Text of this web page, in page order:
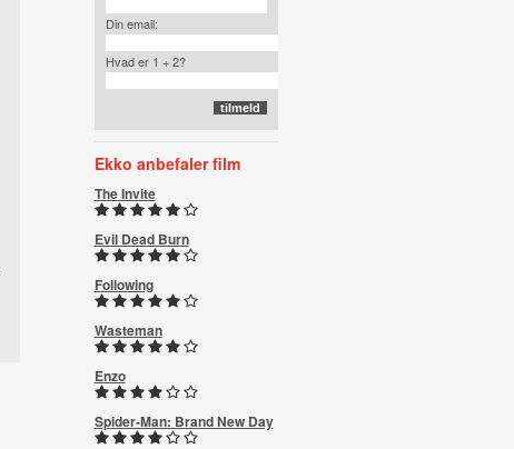
Din email:
Hvad er 1 + 2?
Ekko anbefaler film
The Invite
Evil Dead Burn
Following
Wasteman
Enzo
Spider-Man: Brand New Day